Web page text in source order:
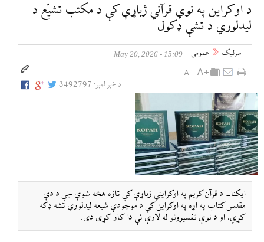
د اوکراین په نوي قرآني ژباړې کې د مکتب تشیّع د
لیدلوري د تشې ډکول
سرلیک عمومی 15:09 - May 20, 2026
د خبر لمبر: 3492797
ایکنا- د قرآن کریم په اوکرایني ژباړې کې تازه هڅه شوې چې د دې
مقدس کتاب په اړه په اوکراین کې د موجودې شیعه لیدلوري تشه ډکه
کړي، او د نوې تفسیرونو له لارې ئې دا کار کړی دی.